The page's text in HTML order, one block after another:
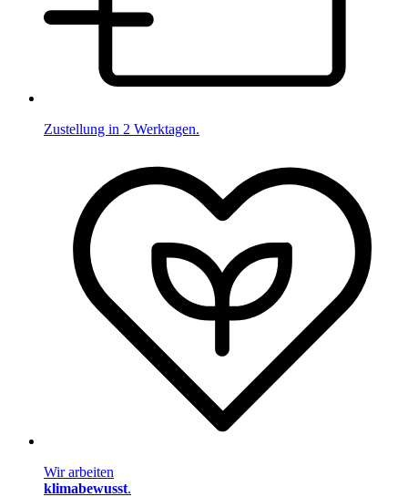
Zustellung in 2 Werktagen.
Wir arbeiten
klimabewusst.